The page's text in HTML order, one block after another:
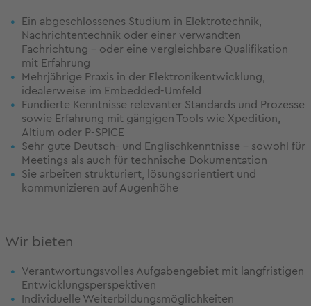
Ein abgeschlossenes Studium in Elektrotechnik,
Nachrichtentechnik oder einer verwandten
Fachrichtung – oder eine vergleichbare Qualifikation
mit Erfahrung
Mehrjährige Praxis in der Elektronikentwicklung,
idealerweise im Embedded-Umfeld
Fundierte Kenntnisse relevanter Standards und Prozesse
sowie Erfahrung mit gängigen Tools wie Xpedition,
Altium oder P-SPICE
Sehr gute Deutsch- und Englischkenntnisse – sowohl für
Meetings als auch für technische Dokumentation
Sie arbeiten strukturiert, lösungsorientiert und
kommunizieren auf Augenhöhe
Wir bieten
Verantwortungsvolles Aufgabengebiet mit langfristigen
Entwicklungsperspektiven
Individuelle Weiterbildungsmöglichkeiten